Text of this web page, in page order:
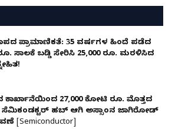
ಪ್ರಾಮಾಣಿಕತೆ: 35 ವರ್ಷಗಳ ಹಿಂದೆ ಪಡೆದ
ಸಾಲಕ್ಕೆ ಬಡ್ಡಿ ಸೇರಿಸಿ 25,000 ರೂ. ಮರಳಿಸಿದ
ಕಾರ್ಖಾನೆಯಿಂದ 27,000 ಕೋಟಿ ರೂ. ಮೊತ್ತದ
ಸೆಮಿಕಂಡಕ್ಟರ್ ಹಬ್ ಆಗಿ ಅಸ್ಸಾಂನ ಜಾಗಿರೋಡ್
[Semiconductor]